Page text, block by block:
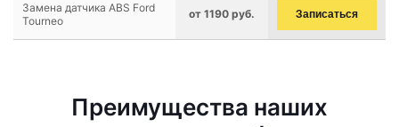
Замена датчика ABS Ford
Tourneo
от 1190 руб. Записаться
Преимущества наших